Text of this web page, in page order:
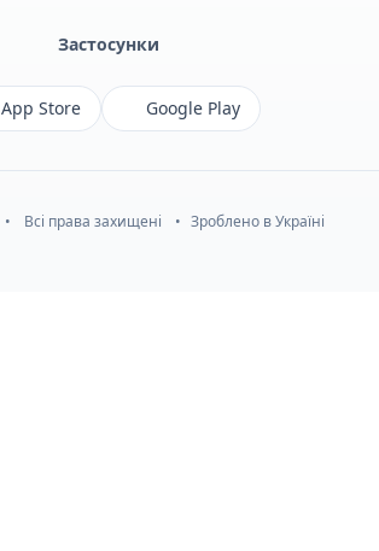
Застосунки
App Store Google Play
• Всі права захищені • Зроблено в Україні